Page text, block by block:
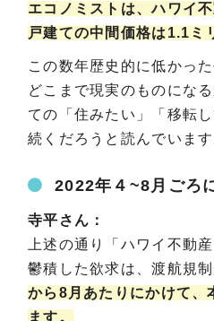
エコノミストは、ハワイ
戸建ての中間価格は1.1ミ
この数年歴史的に低かっ
どこまで現実のものにな
ての「住みたい」「移転
続くだろうと読んでいます
2022年４~8月ごろ
寺平さん：
上述の通り「ハワイ不動
鬱積した欲求は、渡航規
から8月あたりにかけて、
ます。